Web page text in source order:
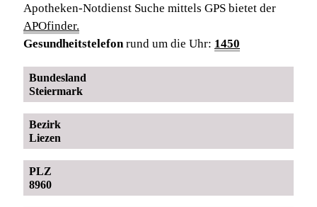
Apotheken-Notdienst Suche mittels GPS bietet der
APOfinder.
Gesundheitstelefon rund um die Uhr: 1450
Bundesland
Steiermark
Bezirk
Liezen
PLZ
8960